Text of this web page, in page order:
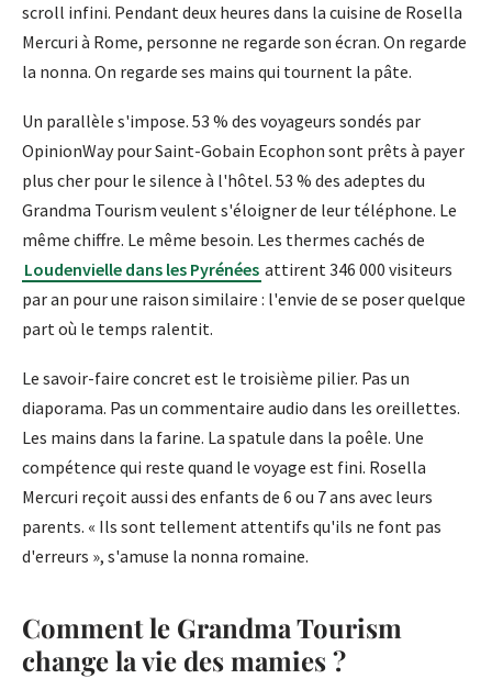
scroll infini. Pendant deux heures dans la cuisine de Rosella
Mercuri à Rome, personne ne regarde son écran. On regarde
la nonna. On regarde ses mains qui tournent la pâte.
Un parallèle s'impose. 53 % des voyageurs sondés par
OpinionWay pour Saint-Gobain Ecophon sont prêts à payer
plus cher pour le silence à l'hôtel. 53 % des adeptes du
Grandma Tourism veulent s'éloigner de leur téléphone. Le
même chiffre. Le même besoin. Les thermes cachés de
Loudenvielle dans les Pyrénées attirent 346 000 visiteurs
par an pour une raison similaire : l'envie de se poser quelque
part où le temps ralentit.
Le savoir-faire concret est le troisième pilier. Pas un
diaporama. Pas un commentaire audio dans les oreillettes.
Les mains dans la farine. La spatule dans la poêle. Une
compétence qui reste quand le voyage est fini. Rosella
Mercuri reçoit aussi des enfants de 6 ou 7 ans avec leurs
parents. « Ils sont tellement attentifs qu'ils ne font pas
d'erreurs », s'amuse la nonna romaine.
Comment le Grandma Tourism
change la vie des mamies ?